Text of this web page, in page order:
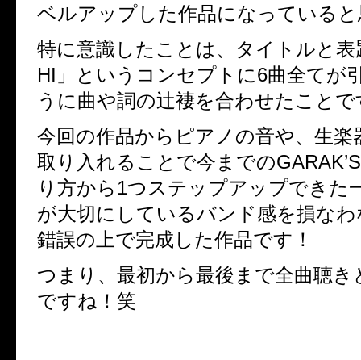
ベルアップした作品になっている
特に意識したことは、タイトルと表
HI 」というコンセプトに6曲全てが
うに曲や詞の辻褄を合わせたことで
今回の作品からピアノの音や、生楽
取り入れることで今までのGARAK’S
り方から1つステップアップできた
が大切にしているバンド感を損な
錯誤の上で完成した作品です！
つまり、最初から最後まで全曲聴き
ですね！笑